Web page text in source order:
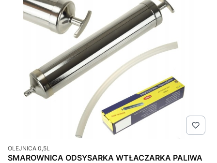
Kod produktu
OLEJNICA 0,5L
SMAROWNICA ODSYSARKA WTŁACZARKA PALIWA